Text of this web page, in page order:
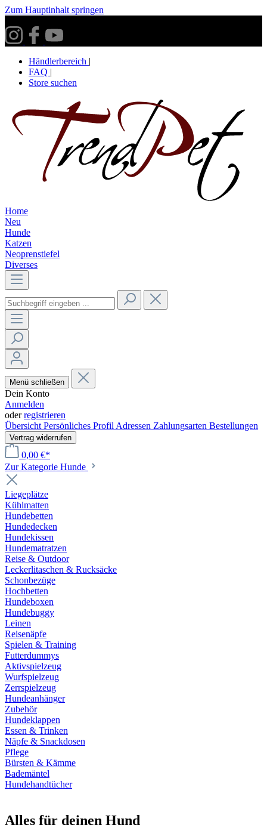
Zum Hauptinhalt springen
Händlerbereich |
FAQ |
Store suchen
Home
Neu
Hunde
Katzen
Neoprenstiefel
Diverses
Menü schließen
Dein Konto
Anmelden
oderregistrieren
Übersicht Persönliches Profil Adressen Zahlungsarten Bestellungen
Vertrag widerrufen
0,00 €*
Zur Kategorie Hunde
Liegeplätze
Kühlmatten
Hundebetten
Hundedecken
Hundekissen
Hundematratzen
Reise & Outdoor
Leckerlitaschen & Rucksäcke
Schonbezüge
Hochbetten
Hundeboxen
Hundebuggy
Leinen
Reisenäpfe
Spielen & Training
Futterdummys
Aktivspielzeug
Wurfspielzeug
Zerrspielzeug
Hundeanhänger
Zubehör
Hundeklappen
Essen & Trinken
Näpfe & Snackdosen
Pflege
Bürsten & Kämme
Bademäntel
Hundehandtücher
Alles für deinen Hund